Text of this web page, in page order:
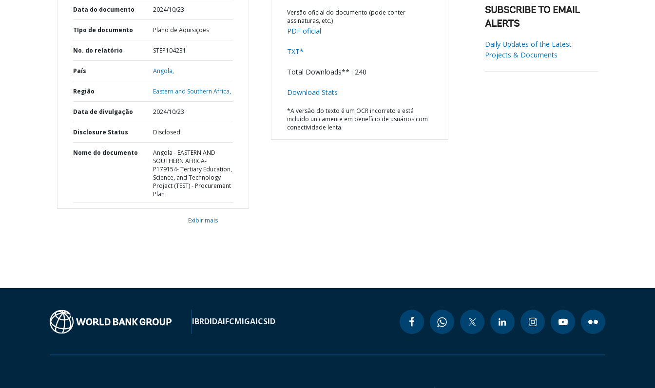
Data do documento 2024/10/23
TIpo de documento Plano de Aquisições
No. do relatório STEP104231
País Angola,
Região Eastern and Southern Africa,
Data de divulgação 2024/10/23
Disclosure Status Disclosed
Nome do documento
Angola - EASTERN AND
SOUTHERN AFRICA-
P179154- Tertiary Education,
Science, and Technology
Project (TEST) - Procurement
Plan
Exibir mais
Versão oficial do documento (pode conter
assinaturas, etc.)
PDF oficial
TXT*
Total Downloads** : 240
Download Stats
*A versão do texto é um OCR incorreto e está
incluído unicamente em benefício de usuários com
conectividade lenta.
SUBSCRIBE TO EMAIL
ALERTS
Daily Updates of the Latest
Projects & Documents
IBRDIDAIFCMIGAICSID